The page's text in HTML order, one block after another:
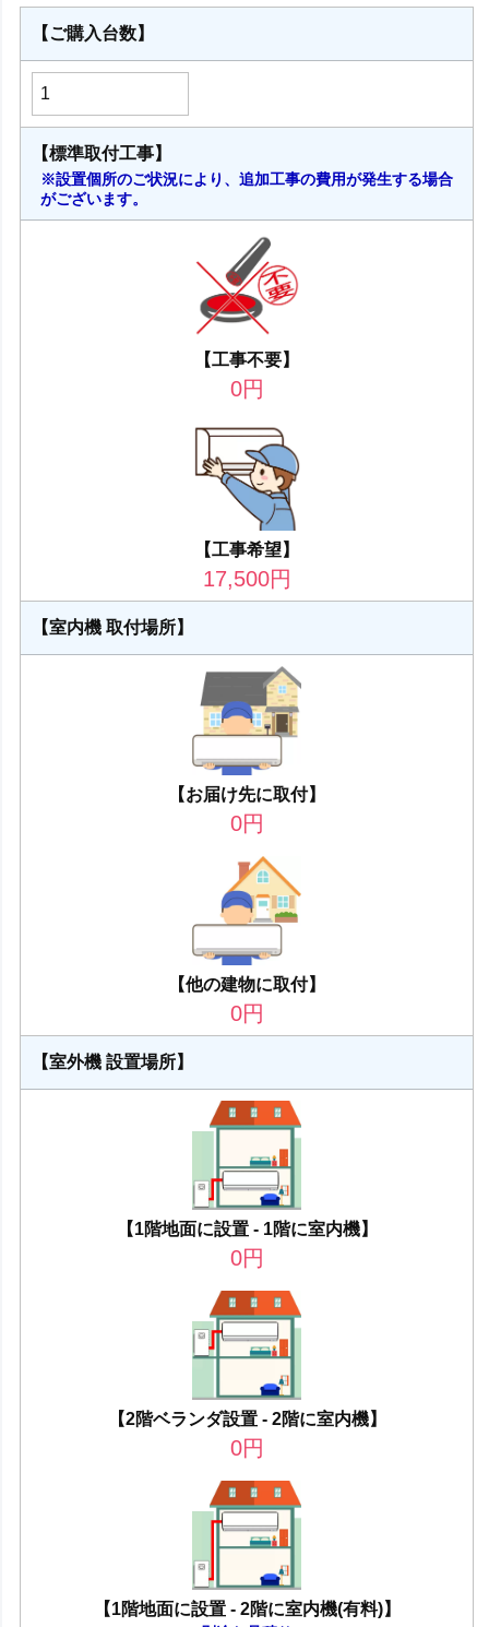
【ご購入台数】
【標準取付工事】
※設置個所のご状況により、追加工事の費用が発生する場合
がございます。
【工事不要】
0円
【工事希望】
17,500円
【室内機 取付場所】
【お届け先に取付】
0円
【他の建物に取付】
0円
【室外機 設置場所】
【1階地面に設置 - 1階に室内機】
0円
【2階ベランダ設置 - 2階に室内機】
0円
【1階地面に設置 - 2階に室内機(有料)】